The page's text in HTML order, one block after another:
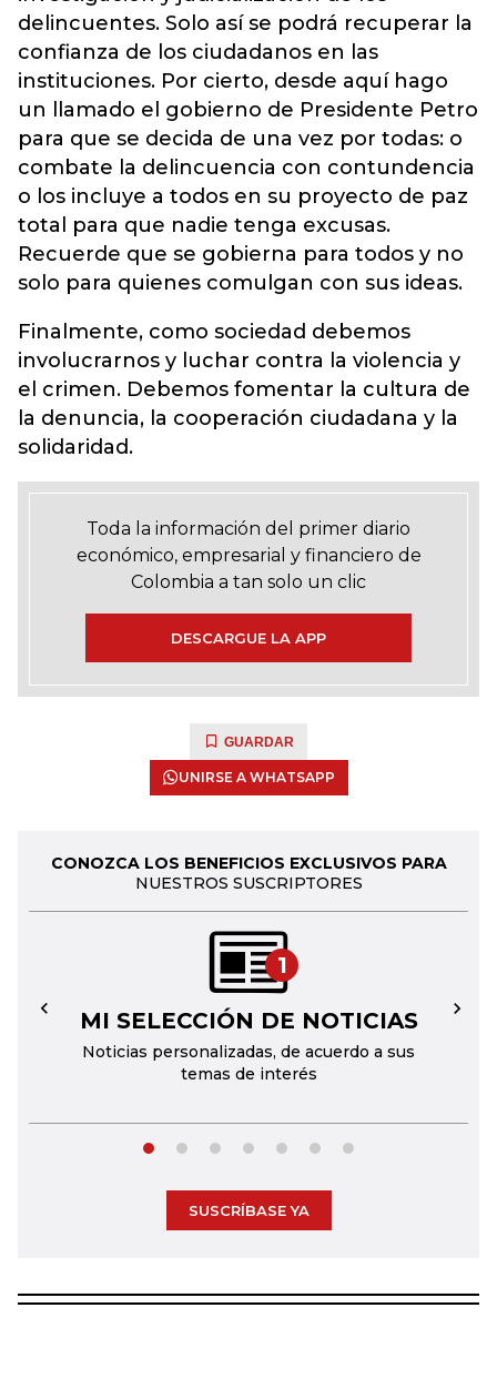
delincuentes. Solo así se podrá recuperar la
confianza de los ciudadanos en las
instituciones. Por cierto, desde aquí hago
un llamado el gobierno de Presidente Petro
para que se decida de una vez por todas: o
combate la delincuencia con contundencia
o los incluye a todos en su proyecto de paz
total para que nadie tenga excusas.
Recuerde que se gobierna para todos y no
solo para quienes comulgan con sus ideas.
Finalmente, como sociedad debemos
involucrarnos y luchar contra la violencia y
el crimen. Debemos fomentar la cultura de
la denuncia, la cooperación ciudadana y la
solidaridad.
Toda la información del primer diario
económico, empresarial y financiero de
Colombia a tan solo un clic
DESCARGUE LA APP
GUARDAR
UNIRSE A WHATSAPP
CONOZCA LOS BENEFICIOS EXCLUSIVOS PARA
NUESTROS SUSCRIPTORES
1
MI SELECCIÓN DE NOTICIAS
Noticias personalizadas, de acuerdo a sus
temas de interés
← →
SUSCRÍBASE YA